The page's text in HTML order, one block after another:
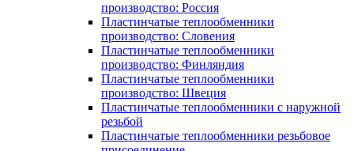
производство: Россия
Пластинчатые теплообменники
производство: Словения
Пластинчатые теплообменники
производство: Финляндия
Пластинчатые теплообменники
производство: Швеция
Пластинчатые теплообменники с наружной
резьбой
Пластинчатые теплообменники резьбовое